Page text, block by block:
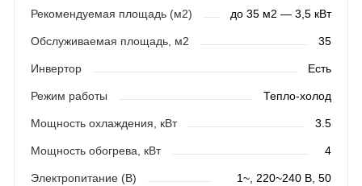
Рекомендуемая площадь (м2)
до 35 м2 — 3,5 кВт
Обслуживаемая площадь, м2 35
Инвертор Есть
Режим работы Тепло-холод
Мощность охлаждения, кВт 3.5
Мощность обогрева, кВт 4
Электропитание (В)
1~, 220~240 В, 50